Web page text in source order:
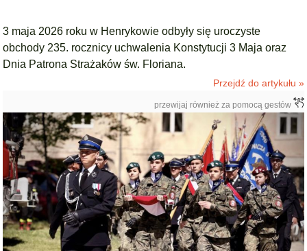
3 maja 2026 roku w Henrykowie odbyły się uroczyste
obchody 235. rocznicy uchwalenia Konstytucji 3 Maja oraz
Dnia Patrona Strażaków św. Floriana.
Przejdź do artykułu »
przewijaj również za pomocą gestów